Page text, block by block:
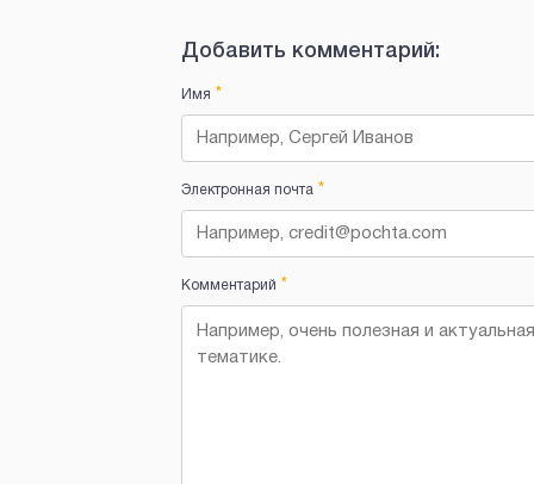
Добавить комментарий:
Имя *
Электронная почта*
Комментарий *